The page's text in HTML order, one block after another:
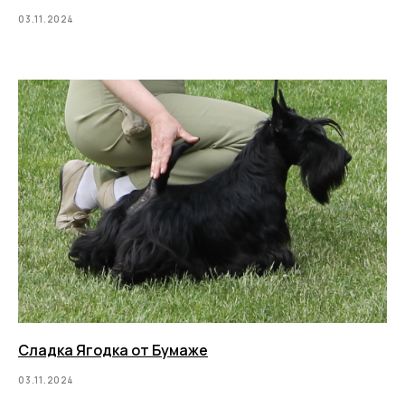
03.11.2024
Сладка Ягодка от Бумаже
03.11.2024